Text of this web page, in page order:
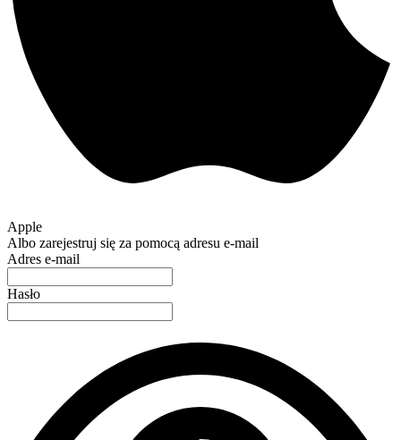
Apple
Albo zarejestruj się za pomocą adresu e-mail
Adres e-mail
Hasło